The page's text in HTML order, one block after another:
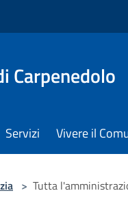
Carpenedolo
Servizi Vivere il
> Tutta